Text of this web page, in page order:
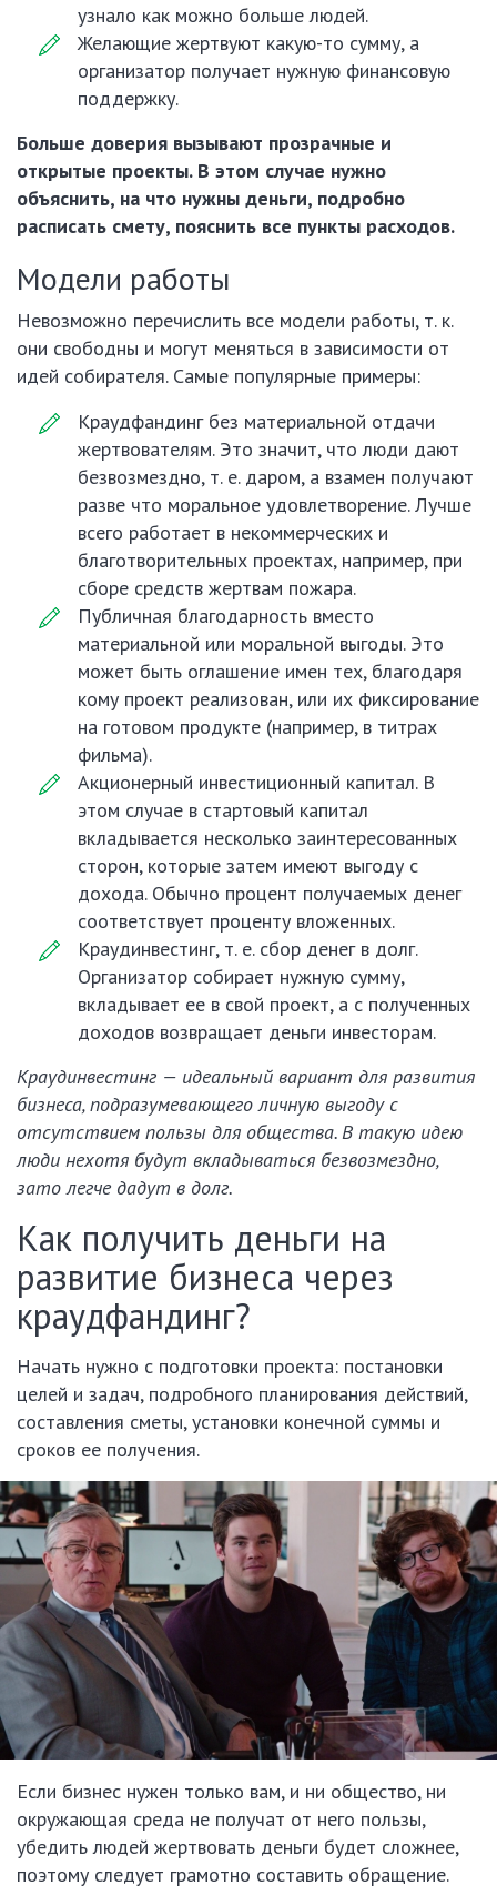
узнало как можно больше людей.
Желающие жертвуют какую-то сумму, а
организатор получает нужную финансовую
поддержку.
Больше доверия вызывают прозрачные и
открытые проекты. В этом случае нужно
объяснить, на что нужны деньги, подробно
расписать смету, пояснить все пункты расходов.
Модели работы
Невозможно перечислить все модели работы, т. к.
они свободны и могут меняться в зависимости от
идей собирателя. Самые популярные примеры:
Краудфандинг без материальной отдачи
жертвователям. Это значит, что люди дают
безвозмездно, т. е. даром, а взамен получают
разве что моральное удовлетворение. Лучше
всего работает в некоммерческих и
благотворительных проектах, например, при
сборе средств жертвам пожара.
Публичная благодарность вместо
материальной или моральной выгоды. Это
может быть оглашение имен тех, благодаря
кому проект реализован, или их фиксирование
на готовом продукте (например, в титрах
фильма).
Акционерный инвестиционный капитал. В
этом случае в стартовый капитал
вкладывается несколько заинтересованных
сторон, которые затем имеют выгоду с
дохода. Обычно процент получаемых денег
соответствует проценту вложенных.
Краудинвестинг, т. е. сбор денег в долг.
Организатор собирает нужную сумму,
вкладывает ее в свой проект, а с полученных
доходов возвращает деньги инвесторам.
Краудинвестинг — идеальный вариант для развития
бизнеса, подразумевающего личную выгоду с
отсутствием пользы для общества. В такую идею
люди нехотя будут вкладываться безвозмездно,
зато легче дадут в долг.
Как получить деньги на
развитие бизнеса через
краудфандинг?
Начать нужно с подготовки проекта: постановки
целей и задач, подробного планирования действий,
составления сметы, установки конечной суммы и
сроков ее получения.
Если бизнес нужен только вам, и ни общество, ни
окружающая среда не получат от него пользы,
убедить людей жертвовать деньги будет сложнее,
поэтому следует грамотно составить обращение.